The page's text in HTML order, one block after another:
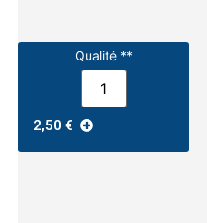
Qualité **
2,50 €